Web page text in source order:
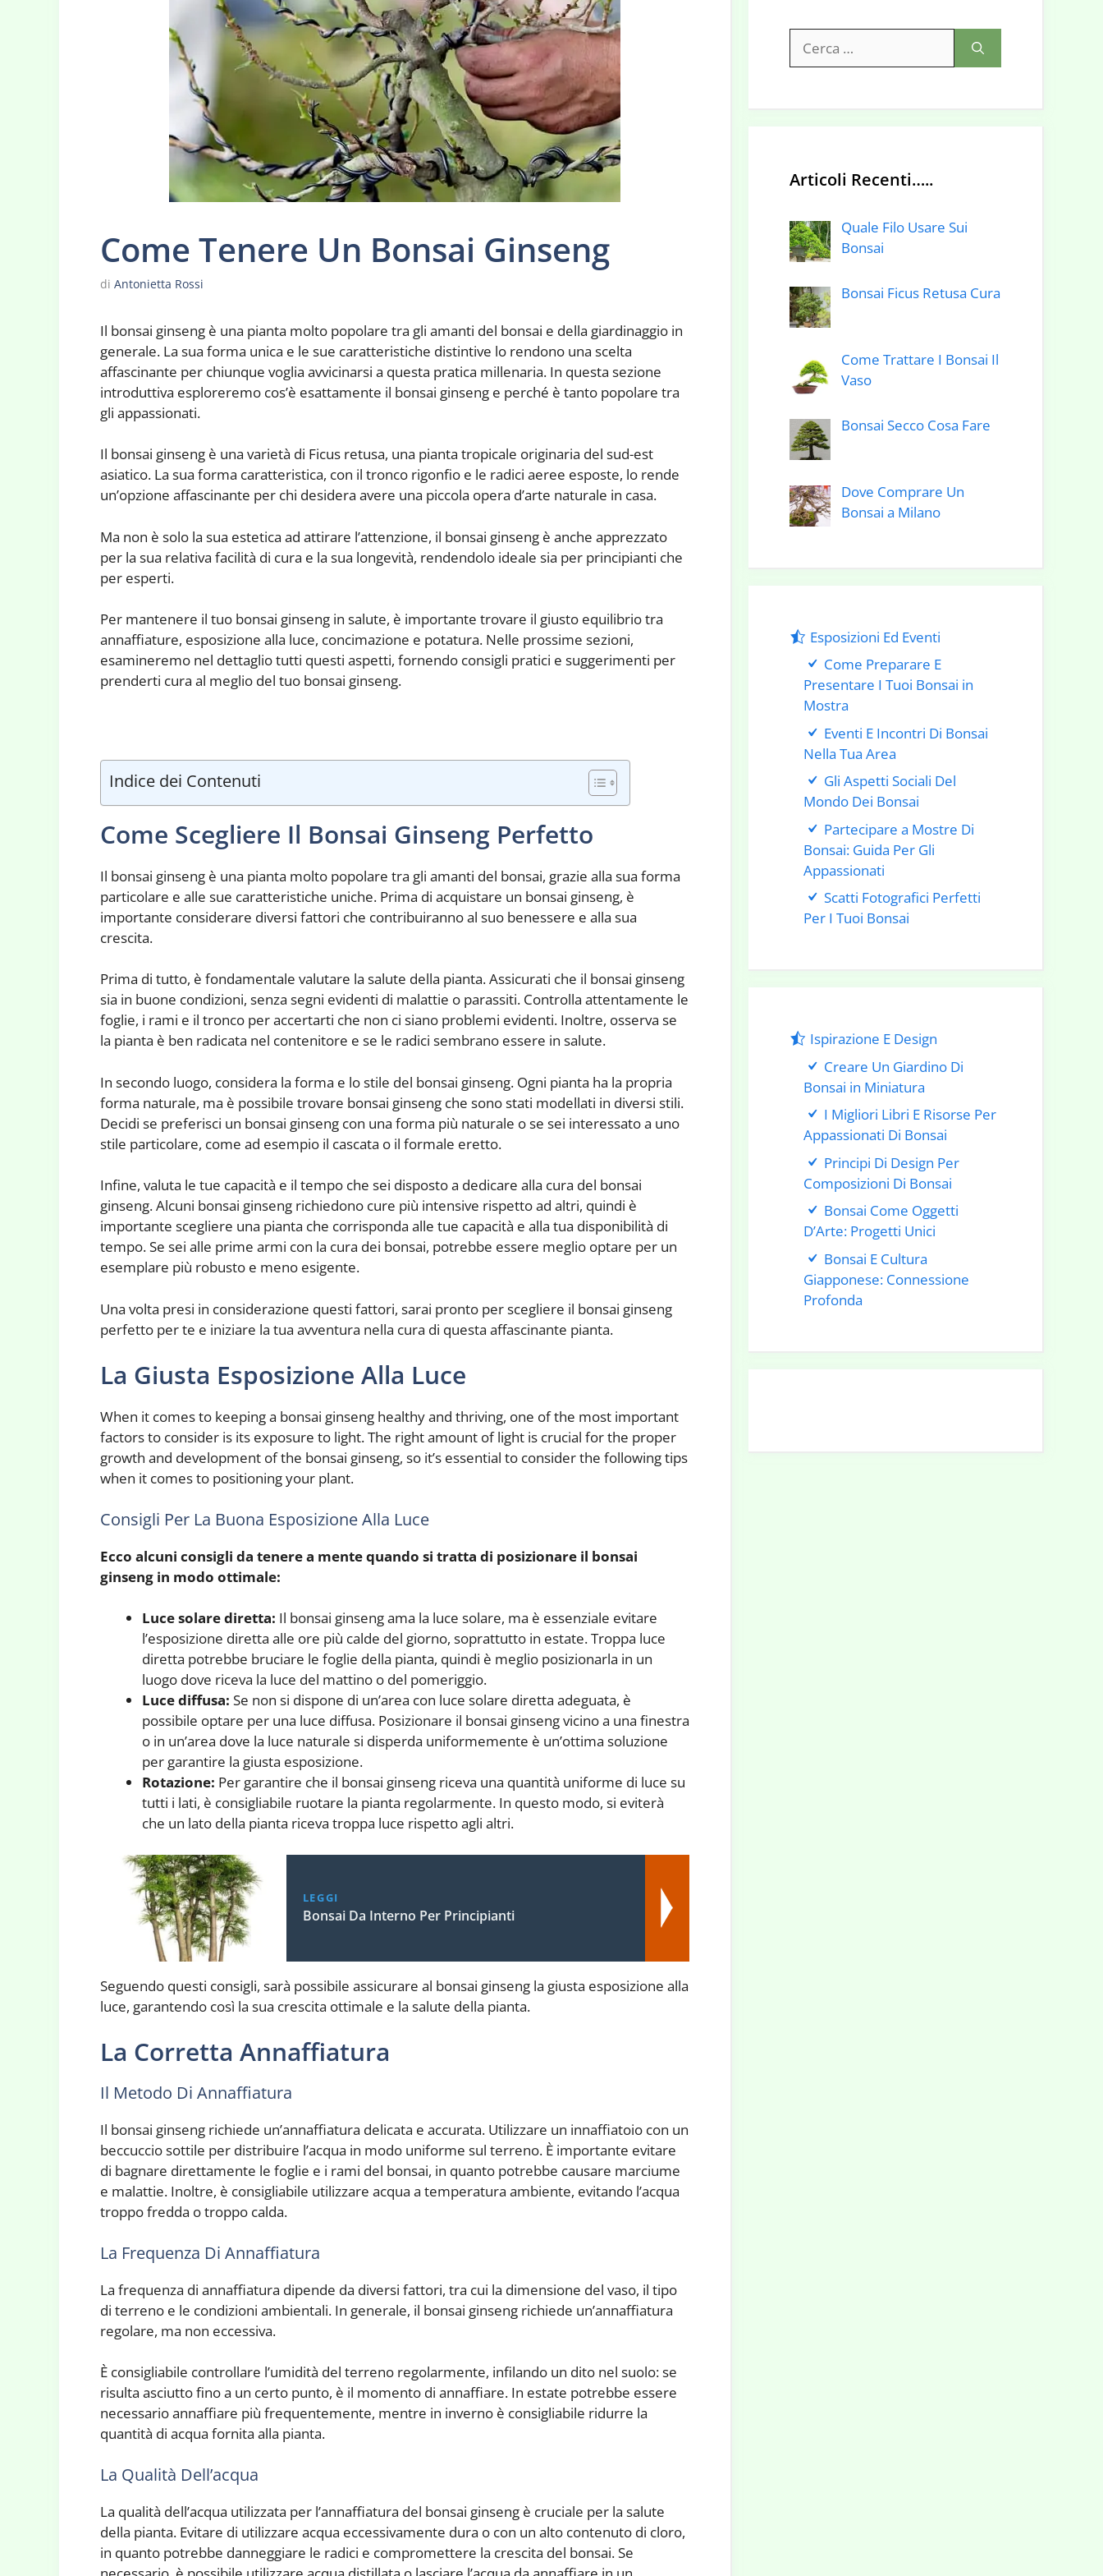
Come Tenere Un Bonsai Ginseng
di Antonietta Rossi
Il bonsai ginseng è una pianta molto popolare tra gli amanti del bonsai e della giardinaggio in
generale. La sua forma unica e le sue caratteristiche distintive lo rendono una scelta
affascinante per chiunque voglia avvicinarsi a questa pratica millenaria. In questa sezione
introduttiva esploreremo cos’è esattamente il bonsai ginseng e perché è tanto popolare tra
gli appassionati.
Il bonsai ginseng è una varietà di Ficus retusa, una pianta tropicale originaria del sud-est
asiatico. La sua forma caratteristica, con il tronco rigonfio e le radici aeree esposte, lo rende
un’opzione affascinante per chi desidera avere una piccola opera d’arte naturale in casa.
Ma non è solo la sua estetica ad attirare l’attenzione, il bonsai ginseng è anche apprezzato
per la sua relativa facilità di cura e la sua longevità, rendendolo ideale sia per principianti che
per esperti.
Per mantenere il tuo bonsai ginseng in salute, è importante trovare il giusto equilibrio tra
annaffiature, esposizione alla luce, concimazione e potatura. Nelle prossime sezioni,
esamineremo nel dettaglio tutti questi aspetti, fornendo consigli pratici e suggerimenti per
prenderti cura al meglio del tuo bonsai ginseng.
Indice dei Contenuti
Come Scegliere Il Bonsai Ginseng Perfetto
Il bonsai ginseng è una pianta molto popolare tra gli amanti del bonsai, grazie alla sua forma
particolare e alle sue caratteristiche uniche. Prima di acquistare un bonsai ginseng, è
importante considerare diversi fattori che contribuiranno al suo benessere e alla sua
crescita.
Prima di tutto, è fondamentale valutare la salute della pianta. Assicurati che il bonsai ginseng
sia in buone condizioni, senza segni evidenti di malattie o parassiti. Controlla attentamente le
foglie, i rami e il tronco per accertarti che non ci siano problemi evidenti. Inoltre, osserva se
la pianta è ben radicata nel contenitore e se le radici sembrano essere in salute.
In secondo luogo, considera la forma e lo stile del bonsai ginseng. Ogni pianta ha la propria
forma naturale, ma è possibile trovare bonsai ginseng che sono stati modellati in diversi stili.
Decidi se preferisci un bonsai ginseng con una forma più naturale o se sei interessato a uno
stile particolare, come ad esempio il cascata o il formale eretto.
Infine, valuta le tue capacità e il tempo che sei disposto a dedicare alla cura del bonsai
ginseng. Alcuni bonsai ginseng richiedono cure più intensive rispetto ad altri, quindi è
importante scegliere una pianta che corrisponda alle tue capacità e alla tua disponibilità di
tempo. Se sei alle prime armi con la cura dei bonsai, potrebbe essere meglio optare per un
esemplare più robusto e meno esigente.
Una volta presi in considerazione questi fattori, sarai pronto per scegliere il bonsai ginseng
perfetto per te e iniziare la tua avventura nella cura di questa affascinante pianta.
La Giusta Esposizione Alla Luce
When it comes to keeping a bonsai ginseng healthy and thriving, one of the most important
factors to consider is its exposure to light. The right amount of light is crucial for the proper
growth and development of the bonsai ginseng, so it’s essential to consider the following tips
when it comes to positioning your plant.
Consigli Per La Buona Esposizione Alla Luce
Ecco alcuni consigli da tenere a mente quando si tratta di posizionare il bonsai
ginseng in modo ottimale:
Luce solare diretta: Il bonsai ginseng ama la luce solare, ma è essenziale evitare
l’esposizione diretta alle ore più calde del giorno, soprattutto in estate. Troppa luce
diretta potrebbe bruciare le foglie della pianta, quindi è meglio posizionarla in un
luogo dove riceva la luce del mattino o del pomeriggio.
Luce diffusa: Se non si dispone di un’area con luce solare diretta adeguata, è
possibile optare per una luce diffusa. Posizionare il bonsai ginseng vicino a una finestra
o in un’area dove la luce naturale si disperda uniformemente è un’ottima soluzione
per garantire la giusta esposizione.
Rotazione: Per garantire che il bonsai ginseng riceva una quantità uniforme di luce su
tutti i lati, è consigliabile ruotare la pianta regolarmente. In questo modo, si eviterà
che un lato della pianta riceva troppa luce rispetto agli altri.
LEGGI
Bonsai Da Interno Per Principianti
Seguendo questi consigli, sarà possibile assicurare al bonsai ginseng la giusta esposizione alla
luce, garantendo così la sua crescita ottimale e la salute della pianta.
La Corretta Annaffiatura
Il Metodo Di Annaffiatura
Il bonsai ginseng richiede un’annaffiatura delicata e accurata. Utilizzare un innaffiatoio con un
beccuccio sottile per distribuire l’acqua in modo uniforme sul terreno. È importante evitare
di bagnare direttamente le foglie e i rami del bonsai, in quanto potrebbe causare marciume
e malattie. Inoltre, è consigliabile utilizzare acqua a temperatura ambiente, evitando l’acqua
troppo fredda o troppo calda.
La Frequenza Di Annaffiatura
La frequenza di annaffiatura dipende da diversi fattori, tra cui la dimensione del vaso, il tipo
di terreno e le condizioni ambientali. In generale, il bonsai ginseng richiede un’annaffiatura
regolare, ma non eccessiva.
È consigliabile controllare l’umidità del terreno regolarmente, infilando un dito nel suolo: se
risulta asciutto fino a un certo punto, è il momento di annaffiare. In estate potrebbe essere
necessario annaffiare più frequentemente, mentre in inverno è consigliabile ridurre la
quantità di acqua fornita alla pianta.
La Qualità Dell’acqua
La qualità dell’acqua utilizzata per l’annaffiatura del bonsai ginseng è cruciale per la salute
della pianta. Evitare di utilizzare acqua eccessivamente dura o con un alto contenuto di cloro,
in quanto potrebbe danneggiare le radici e compromettere la crescita del bonsai. Se
per:
Articoli Recenti…..
Quale Filo Usare Sui
Bonsai
Bonsai Ficus Retusa Cura
Come Trattare I Bonsai Il
Vaso
Bonsai Secco Cosa Fare
Dove Comprare Un
Bonsai a Milano
Esposizioni Ed Eventi
Come Preparare E
Presentare I Tuoi Bonsai in
Mostra
Eventi E Incontri Di Bonsai
Nella Tua Area
Gli Aspetti Sociali Del
Mondo Dei Bonsai
Partecipare a Mostre Di
Bonsai: Guida Per Gli
Appassionati
Scatti Fotografici Perfetti
Per I Tuoi Bonsai
Ispirazione E Design
Creare Un Giardino Di
Bonsai in Miniatura
I Migliori Libri E Risorse Per
Appassionati Di Bonsai
Principi Di Design Per
Composizioni Di Bonsai
Bonsai Come Oggetti
D’Arte: Progetti Unici
Bonsai E Cultura
Giapponese: Connessione
Profonda